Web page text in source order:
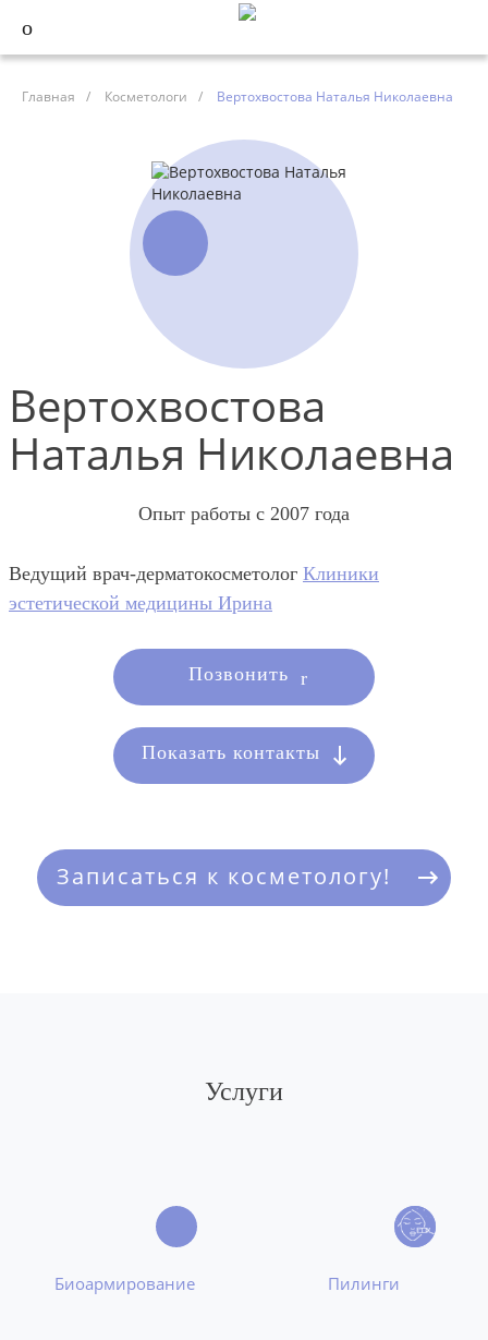
Главная / Косметологи / Вертохвостова Наталья Николаевна
Вертохвостова
Наталья Николаевна
Опыт работы с 2007 года
Ведущий врач-дерматокосметолог Клиники
эстетической медицины Ирина
Позвонить
Показать контакты
Записаться к косметологу!
Услуги
Биоармирование Пилинги